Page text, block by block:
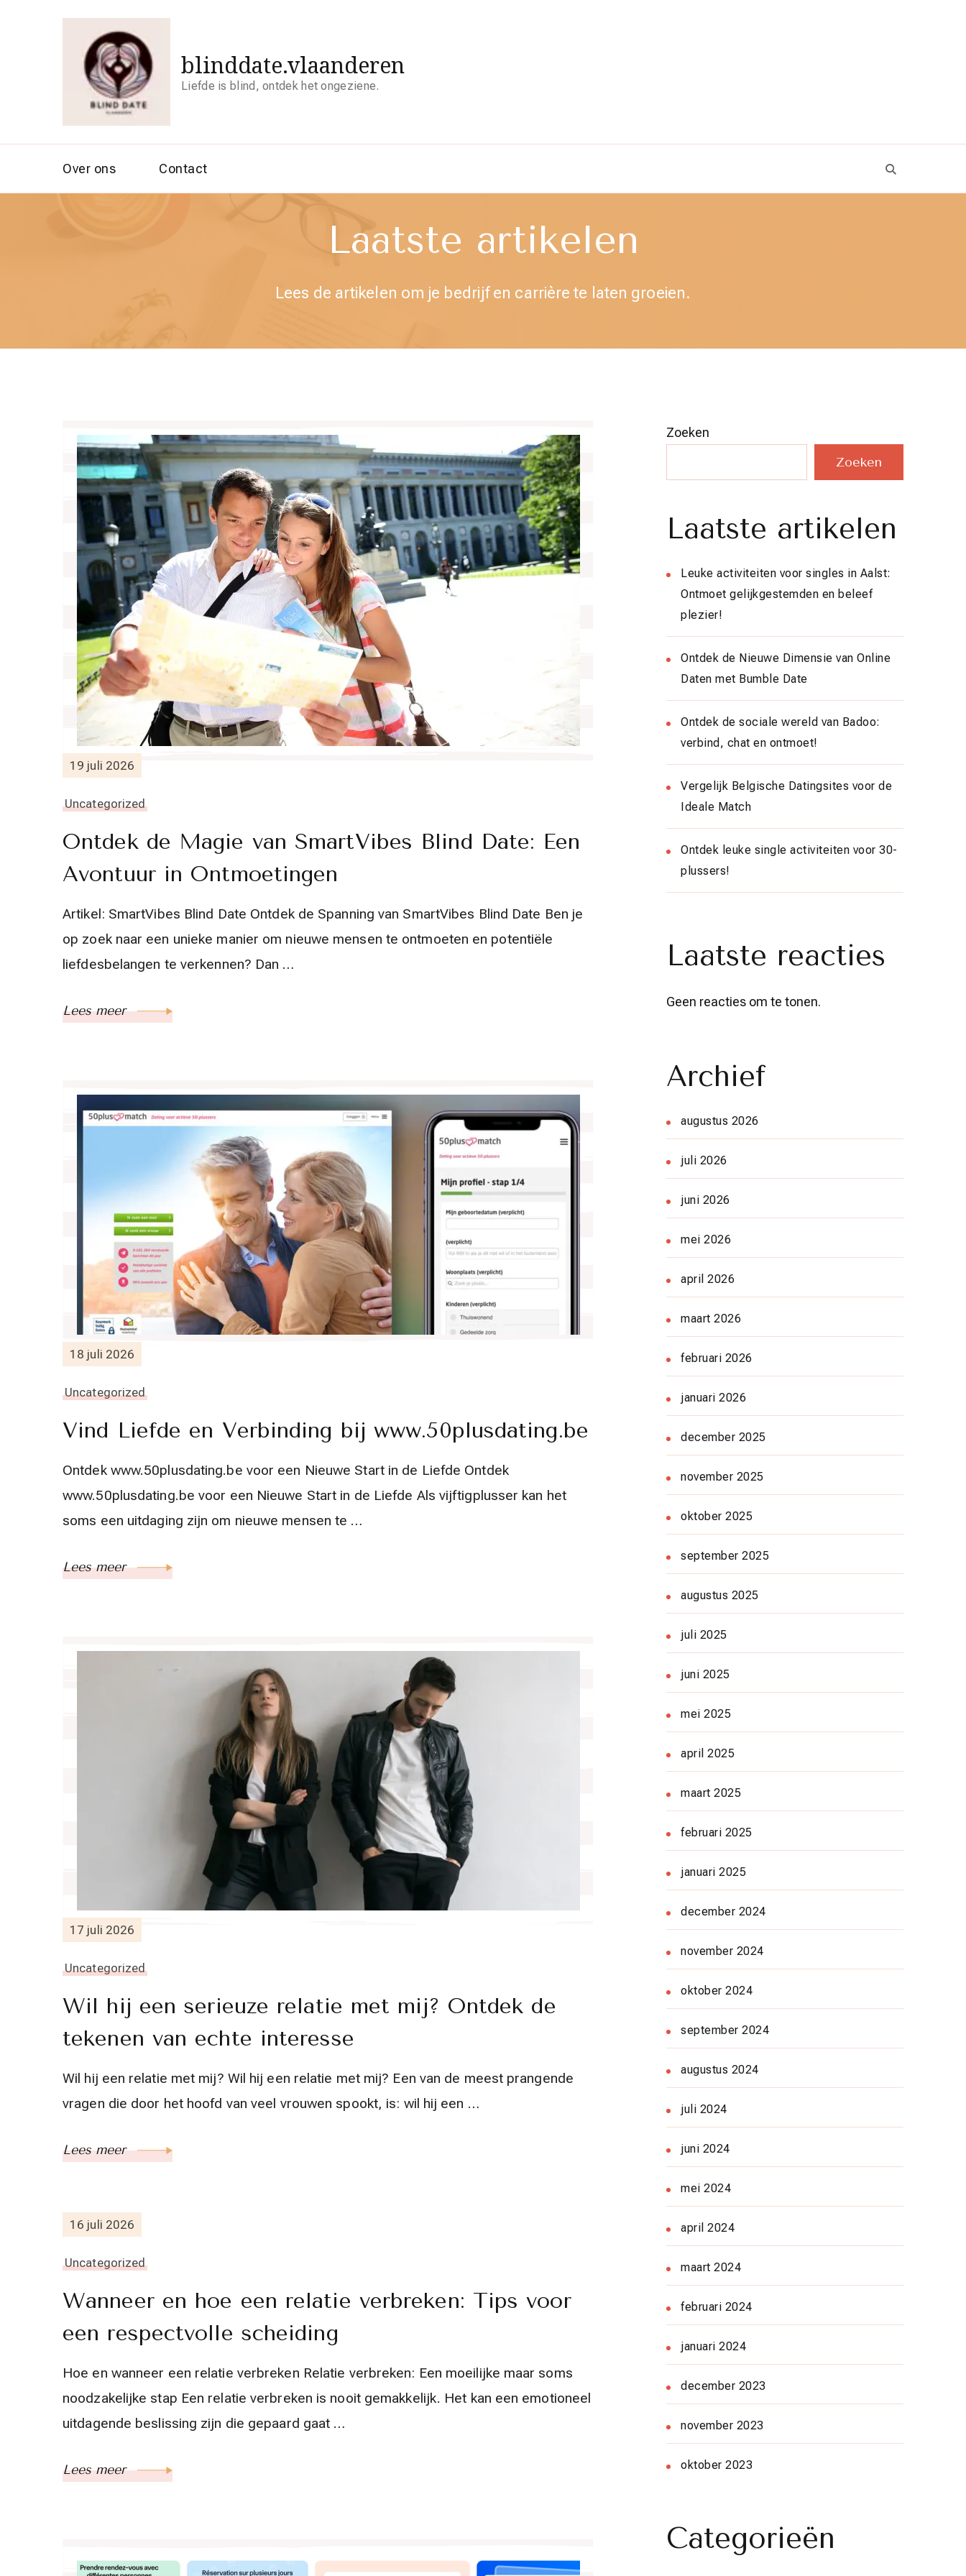
blinddate.vlaanderen
Liefde is blind, ontdek het ongeziene.
Over ons Contact
Laatste artikelen
Lees de artikelen om je bedrijf en carrière te laten groeien.
19 juli 2026
Uncategorized
Ontdek de Magie van SmartVibes Blind Date: Een
Avontuur in Ontmoetingen
Artikel: SmartVibes Blind Date Ontdek de Spanning van SmartVibes Blind Date Ben je
op zoek naar een unieke manier om nieuwe mensen te ontmoeten en potentiële
liefdesbelangen te verkennen? Dan …
Lees meer
18 juli 2026
Uncategorized
Vind Liefde en Verbinding bij www.50plusdating.be
Ontdek www.50plusdating.be voor een Nieuwe Start in de Liefde Ontdek
www.50plusdating.be voor een Nieuwe Start in de Liefde Als vijftigplusser kan het
soms een uitdaging zijn om nieuwe mensen te …
Lees meer
17 juli 2026
Uncategorized
Wil hij een serieuze relatie met mij? Ontdek de
tekenen van echte interesse
Wil hij een relatie met mij? Wil hij een relatie met mij? Een van de meest prangende
vragen die door het hoofd van veel vrouwen spookt, is: wil hij een …
Lees meer
16 juli 2026
Uncategorized
Wanneer en hoe een relatie verbreken: Tips voor
een respectvolle scheiding
Hoe en wanneer een relatie verbreken Relatie verbreken: Een moeilijke maar soms
noodzakelijke stap Een relatie verbreken is nooit gemakkelijk. Het kan een emotioneel
uitdagende beslissing zijn die gepaard gaat …
Lees meer
Zoeken
Zoeken
Laatste artikelen
Leuke activiteiten voor singles in Aalst:
Ontmoet gelijkgestemden en beleef
plezier!
Ontdek de Nieuwe Dimensie van Online
Daten met Bumble Date
Ontdek de sociale wereld van Badoo:
verbind, chat en ontmoet!
Vergelijk Belgische Datingsites voor de
Ideale Match
Ontdek leuke single activiteiten voor 30-
plussers!
Laatste reacties
Geen reacties om te tonen.
Archief
augustus 2026
juli 2026
juni 2026
mei 2026
april 2026
maart 2026
februari 2026
januari 2026
december 2025
november 2025
oktober 2025
september 2025
augustus 2025
juli 2025
juni 2025
mei 2025
april 2025
maart 2025
februari 2025
januari 2025
december 2024
november 2024
oktober 2024
september 2024
augustus 2024
juli 2024
juni 2024
mei 2024
april 2024
maart 2024
februari 2024
januari 2024
december 2023
november 2023
oktober 2023
Categorieën